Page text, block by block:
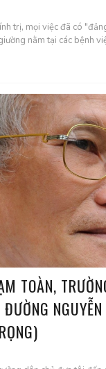
trị, mọi việc đã có
nằm tại các bệnh
TOÀN,